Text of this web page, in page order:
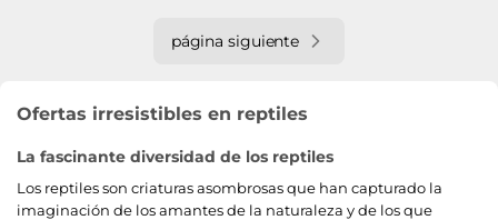
página siguiente
Ofertas irresistibles en reptiles
La fascinante diversidad de los reptiles
Los reptiles son criaturas asombrosas que han capturado la
imaginación de los amantes de la naturaleza y de los que